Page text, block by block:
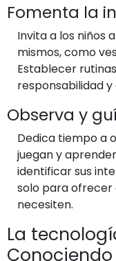
Fomenta la
Invita a los niños
mismos, como
Establecer
responsabilidad
Observa y
Dedica tiempo a
juegan y
identificar sus
solo para ofrecer
necesiten.
La
Conociendo